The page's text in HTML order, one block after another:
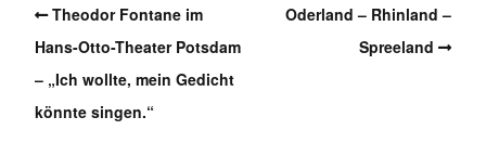
Theodor Fontane im
Hans-Otto-Theater Potsdam
– „Ich wollte, mein Gedicht
könnte singen.“
Oderland – Rhinland –
Spreeland